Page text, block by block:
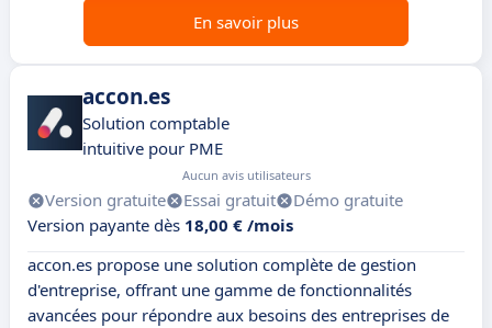
En savoir plus
accon.es
Solution comptable
intuitive pour PME
Aucun avis utilisateurs
Version gratuite Essai gratuit
Démo gratuite
Version payante dès 18,00 € /mois
accon.es propose une solution complète de gestion
d'entreprise, offrant une gamme de fonctionnalités
avancées pour répondre aux besoins des entreprises de